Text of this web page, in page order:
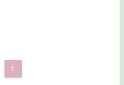
1